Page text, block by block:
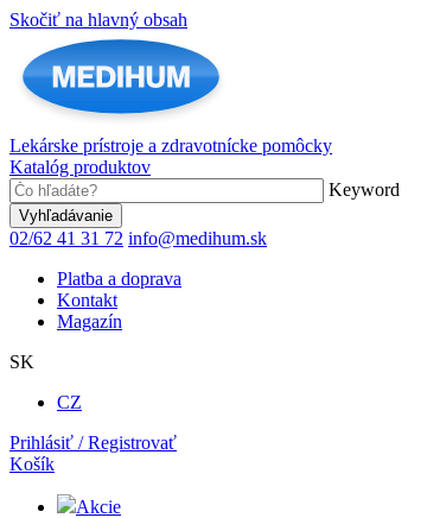
Skočiť na hlavný obsah
Lekárske prístroje a zdravotnícke pomôcky
Katalóg produktov
Keyword
02/62 41 31 72 info@medihum.sk
Platba a doprava
Kontakt
Magazín
SK
CZ
Prihlásiť / Registrovať
Košík
Akcie